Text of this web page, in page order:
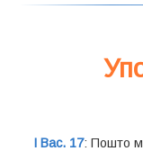
I Вас. 17: Пошто